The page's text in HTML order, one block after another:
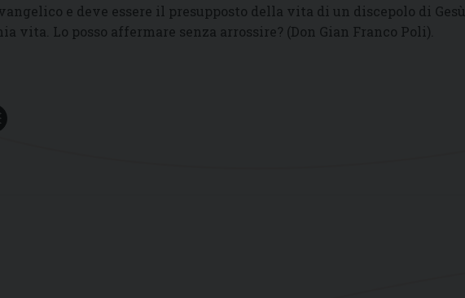
e deve essere il presupposto della vita di un discepolo di Gesù.
vita. Lo posso affermare senza arrossire? (Don Gian Franco Poli).